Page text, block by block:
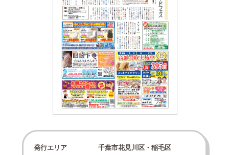
発行エリア
千葉市花見川区・稲毛区